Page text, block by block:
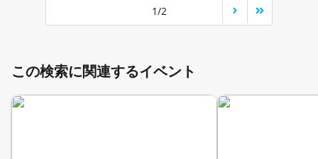
1/2
この検索に関連するイベント